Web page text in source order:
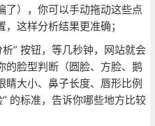
了），你可以手动拖动这些点
这样分析结果更准确；
析” 按钮，等几秒钟，网站就会
的脸型判断（圆脸、方脸、鹅
睛大小、鼻子长度、唇形比例
的标准，告诉你哪些地方比较